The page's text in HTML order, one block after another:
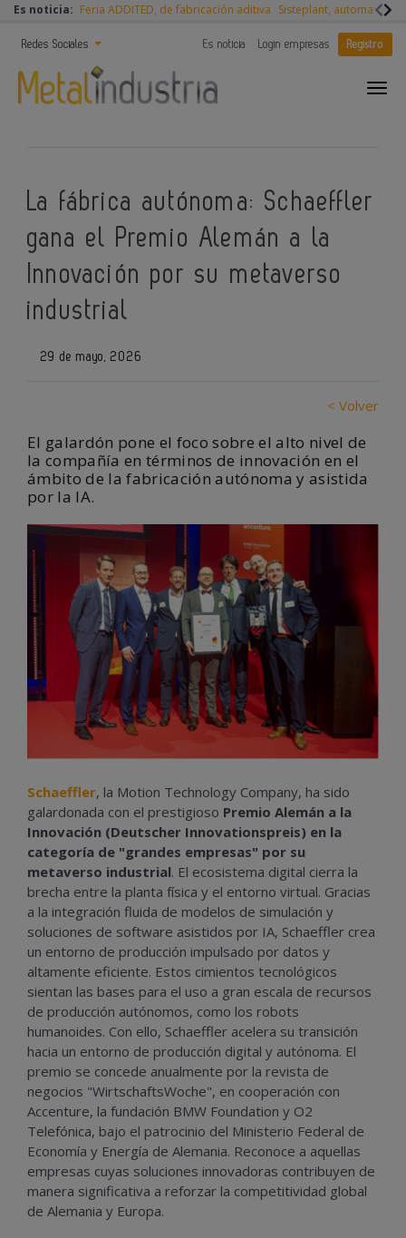
Es noticia: Feria ADDITED, de fabricación aditiva Sisteplant,
Redes Sociales Es noticia Login empresas Registro
La fábrica autónoma: Schaeffler
gana el Premio Alemán a la
Innovación por su metaverso
industrial
29 de mayo, 2026
< Volver
El galardón pone el foco sobre el alto nivel de
la compañía en términos de innovación en el
ámbito de la fabricación autónoma y asistida
por la IA.
Schaeffler, la Motion Technology Company, ha sido
galardonada con el prestigioso Premio Alemán a la
Innovación (Deutscher Innovationspreis) en la
categoría de "grandes empresas" por su
metaverso industrial. El ecosistema digital cierra la
brecha entre la planta física y el entorno virtual. Gracias
a la integración fluida de modelos de simulación y
soluciones de software asistidos por IA, Schaeffler crea
un entorno de producción impulsado por datos y
altamente eficiente. Estos cimientos tecnológicos
sientan las bases para el uso a gran escala de recursos
de producción autónomos, como los robots
humanoides. Con ello, Schaeffler acelera su transición
hacia un entorno de producción digital y autónoma. El
premio se concede anualmente por la revista de
negocios "WirtschaftsWoche", en cooperación con
Accenture, la fundación BMW Foundation y O2
Telefónica, bajo el patrocinio del Ministerio Federal de
Economía y Energía de Alemania. Reconoce a aquellas
empresas cuyas soluciones innovadoras contribuyen de
manera significativa a reforzar la competitividad global
de Alemania y Europa.